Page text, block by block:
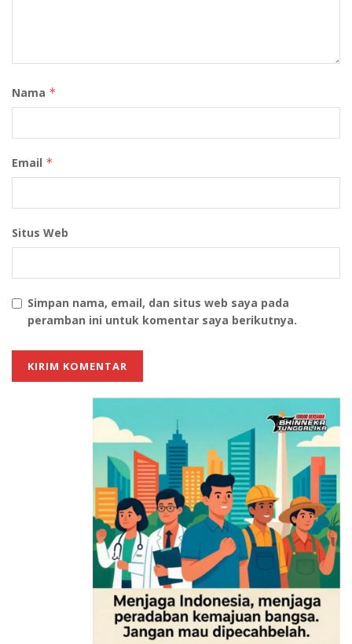
Nama *
Email *
Situs Web
Simpan nama, email, dan situs web saya pada
peramban ini untuk komentar saya berikutnya.